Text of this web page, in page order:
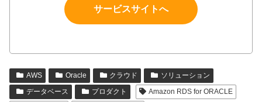
サービスサイトへ
AWS Oracle クラウド
ソリューション
データベース
プロダクト
Amazon RDS for ORACLE